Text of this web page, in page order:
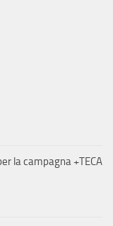
la campagna +TECA